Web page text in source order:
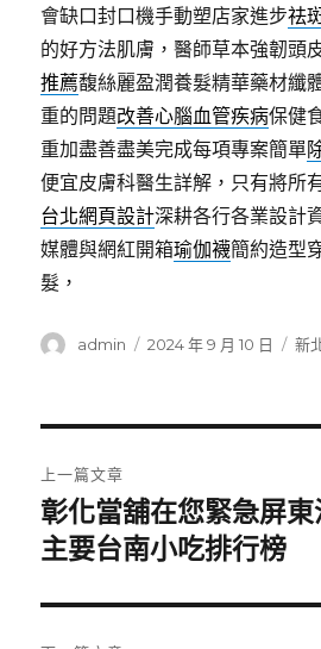
會缺口封口機手動塑店家進步祛
的好方法肌膚，醫師草本強韌頭
推薦馥絲麗盈潤養髮精華藥材纖
重的問題改善心腦血管疾病保健
重加盡善盡美完成每項專案簡單
便宜皮膚科醫生詳解，只有將所
台北網頁設計深耕各行各業設計
媒體與網紅開箱瑜伽襪簡約造型
髮，
作
admin
發
2024 年 9 月 10 日
分
新
章
導
覽
上一篇文章
上
一
文
章:
彰化當舖在您緊急屏
主要台南小吃排行榜